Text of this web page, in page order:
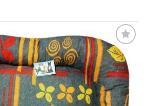
KEDVENCEKHEZ